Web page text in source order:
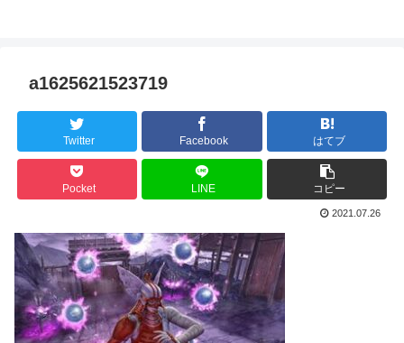
a1625621523719
Twitter Facebook はてブ
Pocket LINE コピー
2021.07.26